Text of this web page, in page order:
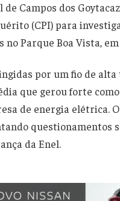
Campos dos
(CPI) para
no Parque Boa Vista,
por um fio de alta
que gerou forte
de energia elétrica.
questionamentos
da Enel.